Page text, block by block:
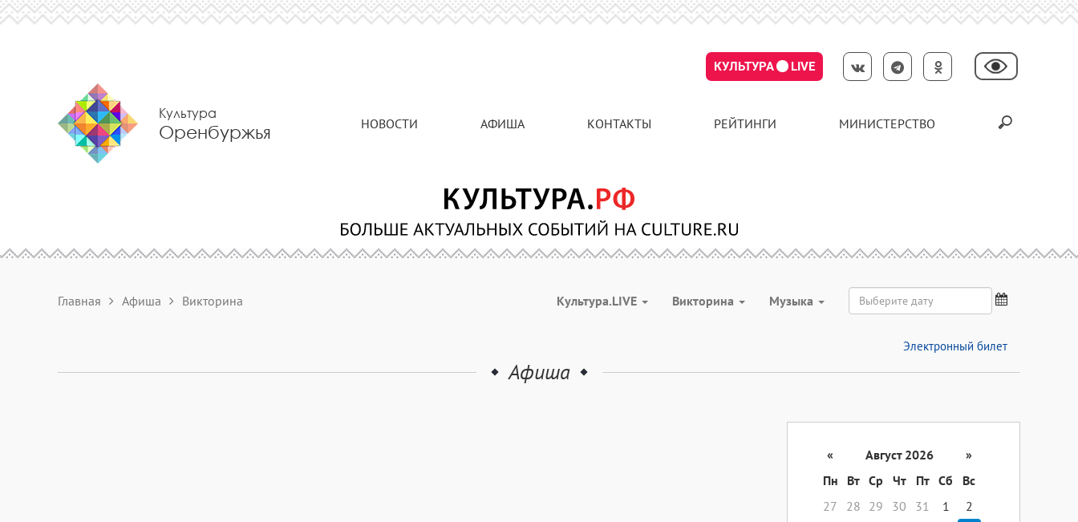
КУЛЬТУРА LIVE
Культура
Оренбуржья НОВОСТИ АФИША КОНТАКТЫ РЕЙТИНГИ МИНИСТЕРСТВО
Главная Афиша Викторина Культура.LIVE Викторина Музыка
Электронный билет
Афиша
« Август 2026
»
Пн
Вт Ср Чт Пт Сб
Вс
27
28 29 30 31 1
2